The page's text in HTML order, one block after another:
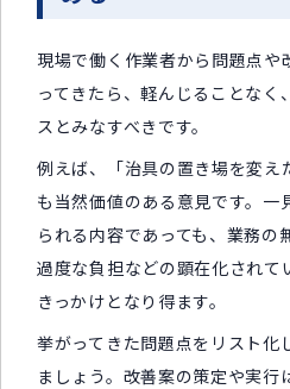
現場で働く作業者から問題点
ってきたら、軽んじることなく
スとみなすべきです。
例えば、「治具の置き場を変え
も当然価値のある意見です。一
られる内容であっても、業務の
過度な負担などの顕在化されて
きっかけとなり得ます。
挙がってきた問題点をリスト化
ましょう。改善案の策定や実行